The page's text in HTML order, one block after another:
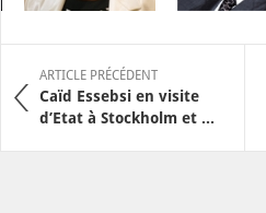
ARTICLE PRÉCÉDENT
Caïd Essebsi en visite
d’Etat à Stockholm et ...